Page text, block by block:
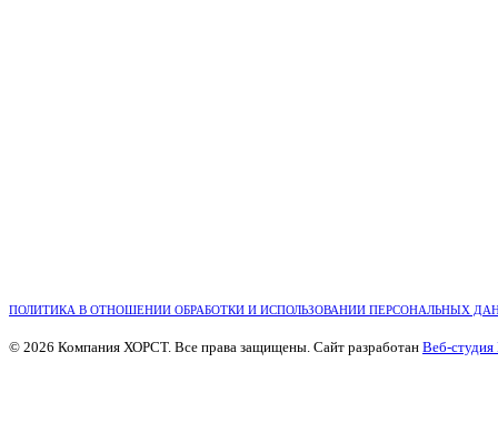
ПОЛИТИКА В ОТНОШЕНИИ ОБРАБОТКИ И ИСПОЛЬЗОВАНИИ ПЕРСОНАЛЬНЫХ
© 2026 Компания ХОРСТ. Все права защищены. Сайт разработан Веб-студия